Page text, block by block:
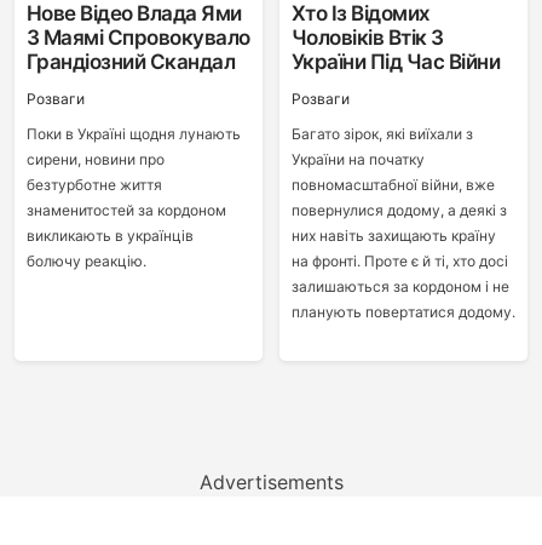
Нове Відео Влада Ями
З Маямі Спровокувало
Грандіозний Скандал
Розваги
Поки в Україні щодня лунають
сирени, новини про
безтурботне життя
знаменитостей за кордоном
викликають в українців
болючу реакцію.
Хто Із Відомих
Чоловіків Втік З
України Під Час Війни
Розваги
Багато зірок, які виїхали з
України на початку
повномасштабної війни, вже
повернулися додому, а деякі з
них навіть захищають країну
на фронті. Проте є й ті, хто досі
залишаються за кордоном і не
планують повертатися додому.
Advertisements